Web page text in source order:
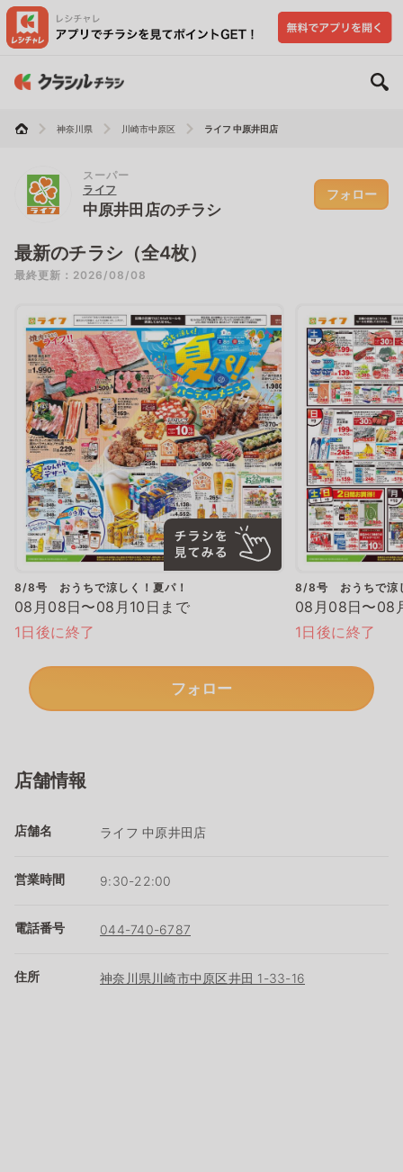
神奈川県 川崎市中原区 ライフ 中原井田店
スーパー
ライフ
中原井田店のチラシ
フォロー
最新のチラシ（全4枚）
最終更新：2026/08/08
8/8号 おうちで涼しく！夏パ！
08月08日〜08月10日まで
1日後に終了
8/8号 おうちで涼
08月08日〜08
1日後に終了
フォロー
店舗情報
店舗名 ライフ 中原井田店
営業時間 9:30-22:00
電話番号 044-740-6787
住所 神奈川県川崎市中原区井田 1-33-16